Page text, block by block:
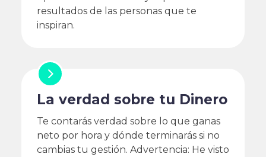
resultados de las personas que te
inspiran.
La verdad sobre tu Dinero
Te contarás verdad sobre lo que ganas
neto por hora y dónde terminarás si no
cambias tu gestión. Advertencia: He visto